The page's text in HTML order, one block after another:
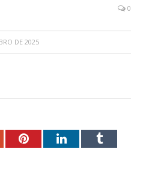
0
DE 2025
PinterestLinkedInTumblr